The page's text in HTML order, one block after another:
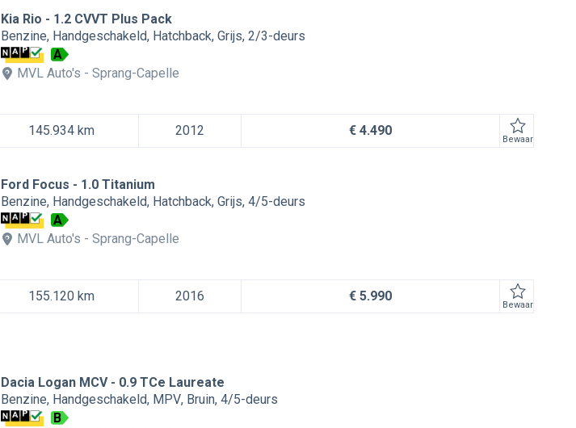
Kia Rio
1.2 CVVT Plus Pack
Benzine Handgeschakeld Hatchback Grijs 2/3-deurs
A
MVL Auto's
Sprang-Capelle
145.934 km 2012 € 4.490
Bewaar
Ford Focus
1.0 Titanium
Benzine Handgeschakeld Hatchback Grijs 4/5-deurs
A
MVL Auto's
Sprang-Capelle
155.120 km 2016 € 5.990
Bewaar
Dacia Logan MCV
0.9 TCe Laureate
Benzine Handgeschakeld MPV Bruin 4/5-deurs
B